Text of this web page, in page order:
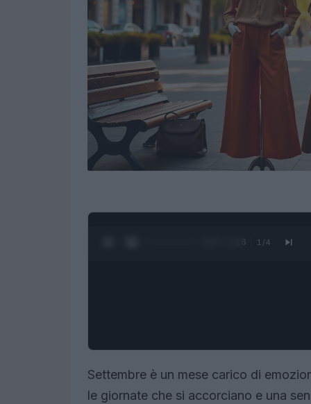
0:28 / 3:16 1 /4
Settembre è un mese carico di
le giornate che si accorciano e una